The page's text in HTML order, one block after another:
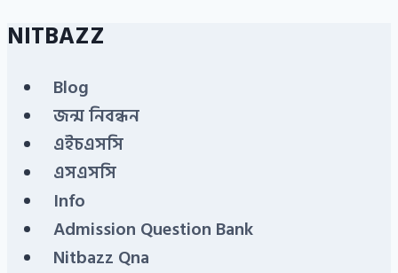
Skip
content
NITBAZZ
Blog
জন্ম নিবন্ধন
এইচএসসি
এসএসসি
Info
Admission Question Bank
Nitbazz Qna